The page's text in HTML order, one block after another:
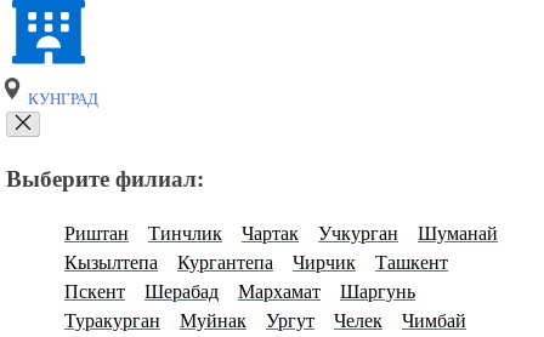
КУНГРАД
Выберите филиал:
Риштан Тинчлик Чартак Учкурган
Шуманай
Кызылтепа
Кургантепа Чирчик
Ташкент
Пскент
Шерабад Мархамат
Шаргунь
Туракурган
Муйнак Ургут Челек
Чимбай